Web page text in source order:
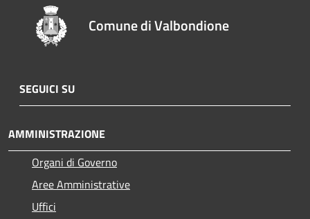
Comune di Valbondione
SEGUICI SU
AMMINISTRAZIONE
Organi di Governo
Aree Amministrative
Uffici